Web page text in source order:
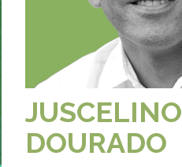
JUSCELINO
DOURADO